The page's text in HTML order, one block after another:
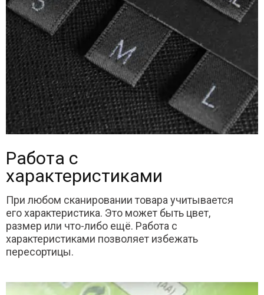
Работа с
характеристиками
При любом сканировании товара учитывается
его характеристика. Это может быть цвет,
размер или что-либо ещё. Работа с
характеристиками позволяет избежать
пересортицы.